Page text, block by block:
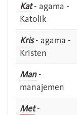
Kat- agama -
Katolik
Kris- agama -
Kristen
Man-
manajemen
Met-